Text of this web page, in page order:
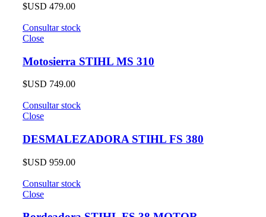
$USD 479.00
Consultar stock
Close
Motosierra STIHL MS 310
$USD 749.00
Consultar stock
Close
DESMALEZADORA STIHL FS 380
$USD 959.00
Consultar stock
Close